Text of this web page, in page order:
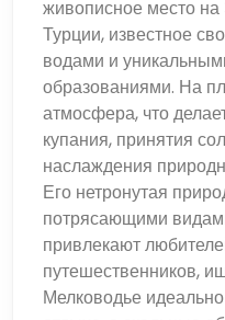
живописное место
Турции, известное
водами и
образованиями. На
атмосфера, что
купания, принятия
наслаждения
Его нетронутая
потрясающими
привлекают
путешественников,
Мелководье